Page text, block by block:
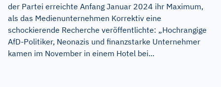
der Partei erreichte Anfang Januar 2024 ihr Maximum,
als das Medienunternehmen Korrektiv eine
schockierende Recherche veröffentlichte: „Hochrangige
AfD-Politiker, Neonazis und finanzstarke Unternehmer
kamen im November in einem Hotel bei...